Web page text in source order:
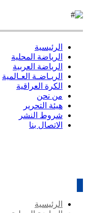
الرئيسية
الرياضة المحلية
الرياضة العربية
الريـاضـة العـالمية
الكرة العراقية
من نحن
هيئة التحرير
شروط النشر
الاتصال بنا
الرئيسية